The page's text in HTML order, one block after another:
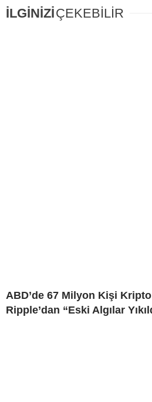
İLGİNİZİÇEKEBİLİR
ABD’de 67 Milyon Kişi
Ripple’dan “Eski Algılar